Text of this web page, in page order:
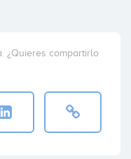
¿Quieres compartirlo